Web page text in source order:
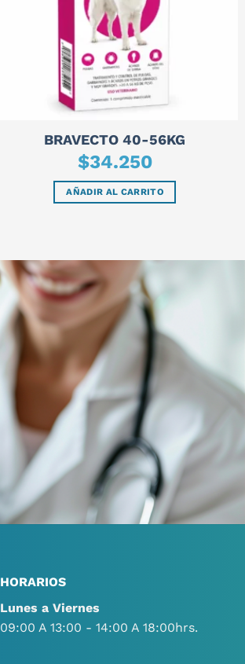
BRAVECTO 40-56KG
$34.250
AÑADIR AL CARRITO
HORARIOS
Lunes a Viernes
09:00 A 13:00 - 14:00 A 18:00hrs.